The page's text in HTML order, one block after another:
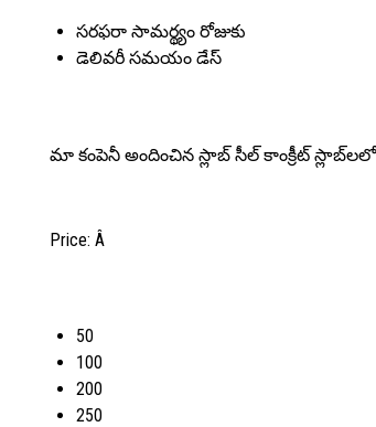
సరఫరా సామర్థ్యం రోజుకు
డెలివరీ సమయం డేస్
మా కంపెనీ అందించిన స్లాబ్ సీల్ కాంక్రీట్
Price: Â
50
100
200
250